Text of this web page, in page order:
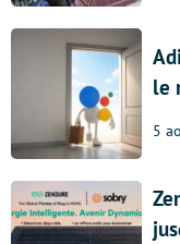
le
5